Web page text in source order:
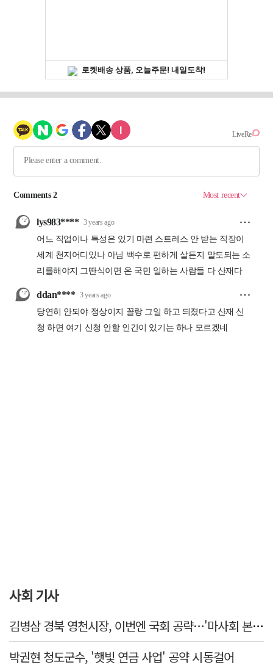
사회 기사
김병삼 경북 영천시장, 이번엔 국회 공략…'마사회 본사 이전·광역교통망 확충' 요청
박권현 청도군수, '햇빛 연금 사업' 공약 시동걸어